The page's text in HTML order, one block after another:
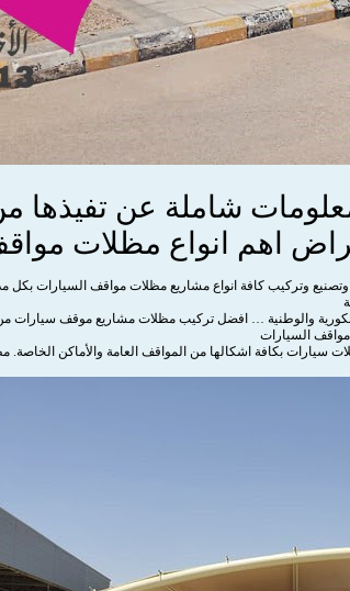
شاملة عن تفيذها من
اهم انواع مظلات
وتركيب كافة انواع مشاريع مظلات مواقف السيارات بكل
والوطنية … افضل تركيب مظلات مشاريع موقف سيارات من
السيارات